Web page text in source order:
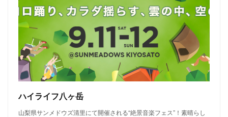
ハイライフ八ヶ岳
山梨県サンメドウズ清里にて開催される“絶景音楽フェス”！素晴らし